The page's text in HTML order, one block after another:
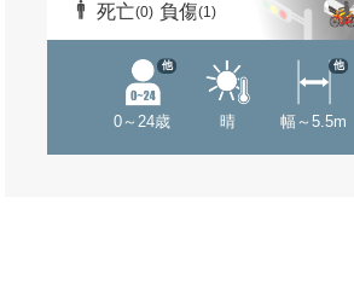
死亡(0) 負傷(1)
0～24歳
他
晴 幅～5.5m
他